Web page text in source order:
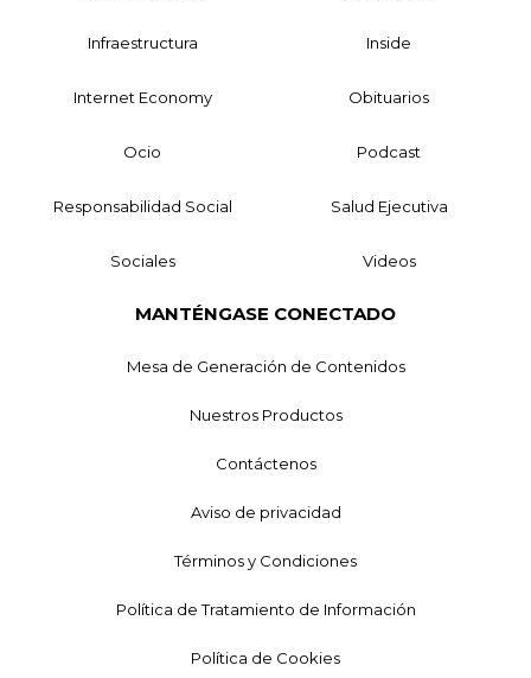
Infraestructura Inside
Internet Economy Obituarios
Ocio Podcast
Responsabilidad Social Salud Ejecutiva
Sociales Videos
MANTÉNGASE CONECTADO
Mesa de Generación de Contenidos
Nuestros Productos
Contáctenos
Aviso de privacidad
Términos y Condiciones
Política de Tratamiento de Información
Política de Cookies